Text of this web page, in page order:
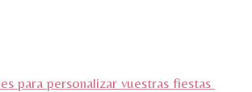
para personalizar vuestras fiestas